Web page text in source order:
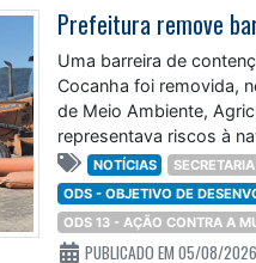
Uma barreira de
Cocanha foi removida,
de Meio Ambiente,
representava riscos à
NOTÍCIAS
ODS - OBJETIVO DE
ODS 13 - AÇÃO CONTRA A
PUBLICADO EM 05/08/2026